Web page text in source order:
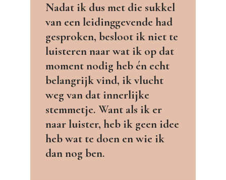
Nadat ik dus met die sukkel
van een leidinggevende had
gesproken, besloot ik niet te
luisteren naar wat ik op dat
moment nodig heb én echt
belangrijk vind, ik vlucht
weg van dat innerlijke
stemmetje. Want als ik er
naar luister, heb ik geen idee
heb wat te doen en wie ik
dan nog ben.